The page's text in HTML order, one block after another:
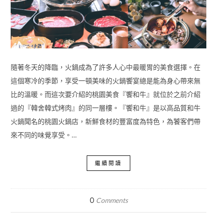
隨著冬天的降臨，火鍋成為了許多人心中最暖胃的美食選擇。在
這個寒冷的季節，享受一頓美味的火鍋饗宴總是能為身心帶來無
比的溫暖。而這次要介紹的桃園美食『饗和牛』就位於之前介紹
過的『韓舍韓式烤肉』的同一層樓。『饗和牛』是以高品質和牛
火鍋聞名的桃園火鍋店，新鮮食材的豐富度為特色，為饕客們帶
來不同的味覺享受。…
繼續閱讀
0 Comments